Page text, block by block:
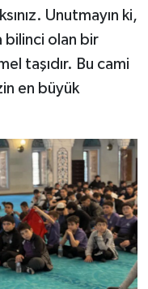
Unutmayın ki,
bilinci olan bir
taşıdır. Bu cami
en büyük